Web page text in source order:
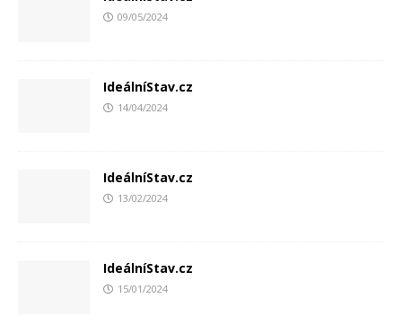
09/05/2024
IdeálníStav.cz
14/04/2024
IdeálníStav.cz
13/02/2024
IdeálníStav.cz
15/01/2024